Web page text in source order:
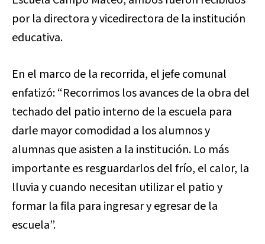
por la directora y vicedirectora de la institución
educativa.
En el marco de la recorrida, el jefe comunal
enfatizó: “Recorrimos los avances de la obra del
techado del patio interno de la escuela para
darle mayor comodidad a los alumnos y
alumnas que asisten a la institución. Lo más
importante es resguardarlos del frío, el calor, la
lluvia y cuando necesitan utilizar el patio y
formar la fila para ingresar y egresar de la
escuela”.